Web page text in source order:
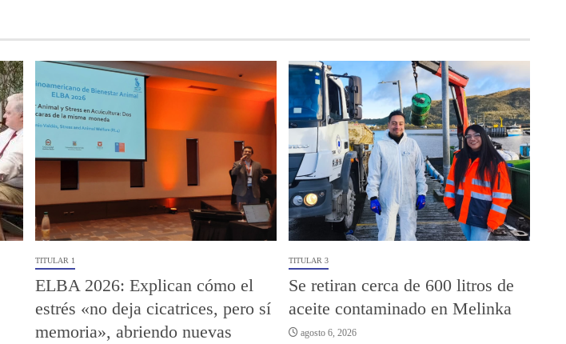
TITULAR 1
ELBA 2026: Explican cómo el
estrés «no deja cicatrices, pero sí
memoria», abriendo nuevas
TITULAR 3
Se retiran cerca de 600 litros de
aceite contaminado en Melinka
agosto 6, 2026